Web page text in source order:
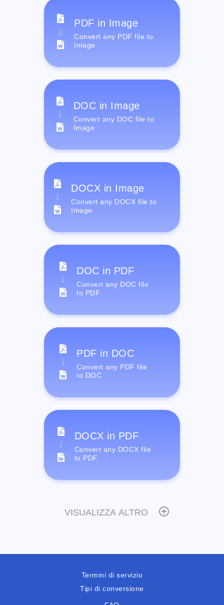
PDF in Image
Convert any PDF file to
Image
DOC in Image
Convert any DOC file to
Image
DOCX in Image
Convert any DOCX file to
Image
DOC in PDF
Convert any DOC file
to PDF
PDF in DOC
Convert any PDF file
to DOC
DOCX in PDF
Convert any DOCX file
to PDF
VISUALIZZA ALTRO
Termini di servizio
Tipi di conversione